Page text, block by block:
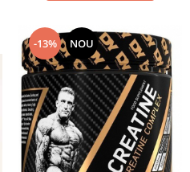
-13% NOU